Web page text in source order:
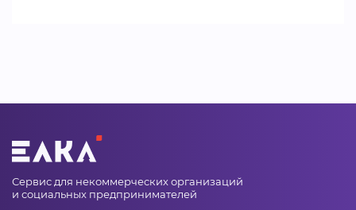
Сервис для некоммерческих организаций
и социальных предпринимателей